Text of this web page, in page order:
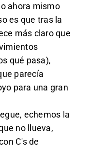
ahora mismo
es que tras la
más claro que
qué pasa),
parecía
para una gran
echemos la
no llueva,
C's de